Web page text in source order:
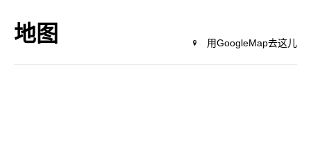
地图 用GoogleMap去这儿